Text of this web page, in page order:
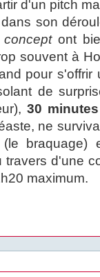
d'un pitch
son
conceptont
souvent à
pour
de
30
ne
(le
d'une
maximum.